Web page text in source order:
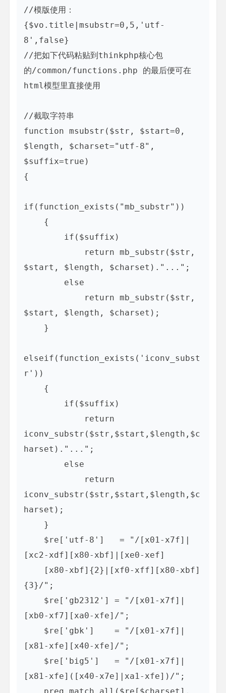
//模版使用：
{$vo.title|msubstr=0,5,'utf-
8',false}
//把如下代码粘贴到thinkphp核心包
的/common/functions.php 的最后便可在
html模型里直接使用
//截取字符串
function msubstr($str, $start=0,
$length, $charset="utf-8",
$suffix=true)
{
if(function_exists("mb_substr"))
$start, $length, $charset)."...";
$start, $length, $charset);
elseif(function_exists('iconv_subst
r'))
iconv_substr($str,$start,$length,$c
harset)."...";
iconv_substr($str,$start,$length,$c
harset);
[xc2-xdf][x80-xbf]|[xe0-xef]
{3}/";
[xb0-xf7][xa0-xfe]/";
[x81-xfe][x40-xfe]/";
[x81-xfe]([x40-x7e]|xa1-xfe])/";